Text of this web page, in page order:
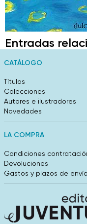
Entradas
CATÁLOGO
Títulos
Colecciones
Autores e ilustradores
Novedades
LA COMPRA
Condiciones
Devoluciones
Gastos y plazos de envío